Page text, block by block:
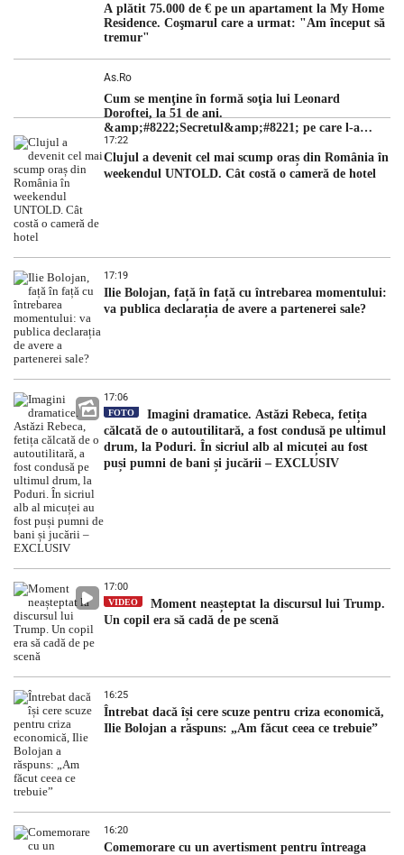
A plătit 75.000 de € pe un apartament la My Home
Residence. Coşmarul care a urmat: "Am început să
tremur"
As.ro
Cum se menţine în formă soţia lui Leonard
Doroftei, la 51 de ani.
&amp;#8222;Secretul&amp;#8221; pe care l-a
dezvăluit
17:22
Clujul a devenit cel mai scump oraș din România în
weekendul UNTOLD. Cât costă o cameră de hotel
17:19
Ilie Bolojan, față în față cu întrebarea momentului:
va publica declarația de avere a partenerei sale?
17:06
FOTO
Imagini dramatice. Astăzi Rebeca, fetița
călcată de o autoutilitară, a fost condusă pe ultimul
drum, la Poduri. În sicriul alb al micuței au fost
puși pumni de bani și jucării – EXCLUSIV
17:00
VIDEO
Moment neașteptat la discursul lui Trump.
Un copil era să cadă de pe scenă
16:25
Întrebat dacă își cere scuze pentru criza economică,
Ilie Bolojan a răspuns: „Am făcut ceea ce trebuie”
16:20
Comemorare cu un avertisment pentru întreaga